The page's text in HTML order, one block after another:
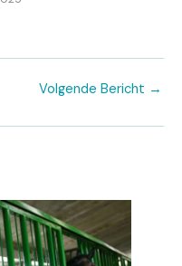
Volgende Bericht →